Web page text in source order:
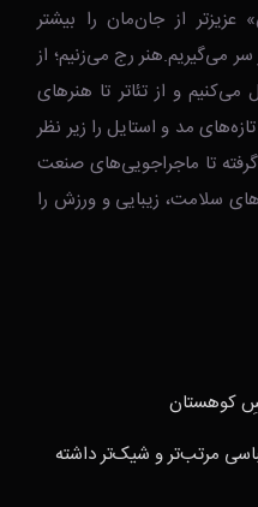
عزیزتر از جان‌مان را بیشتر
می‌گیریم.هنر رج می‌زنیم؛ از
و از تئاتر تا هنرهای
مد و استایل را زیر نظر
تا ماجراجویی‌های صنعت
سلامت، زیبایی و ورزش را
کوهستان
مرتب‌تر و شیک‌تر داشته